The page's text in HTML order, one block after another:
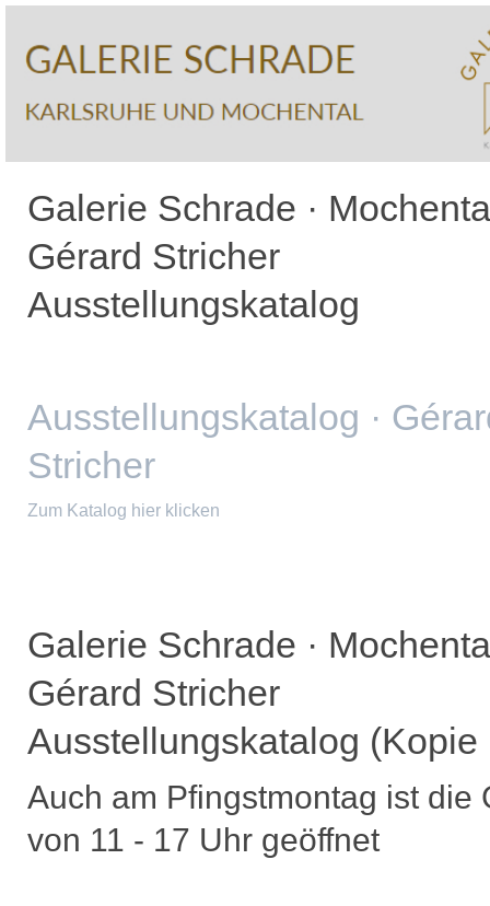
Galerie Schrade ·
Gérard Stricher
Ausstellungskatalog
Ausstellungskatalog ·
Stricher
Zum Katalog hier klicken
Galerie Schrade ·
Gérard Stricher
Ausstellungskatalog (Kopie
Auch am Pfingstmontag ist die
von 11 - 17 Uhr geöffnet